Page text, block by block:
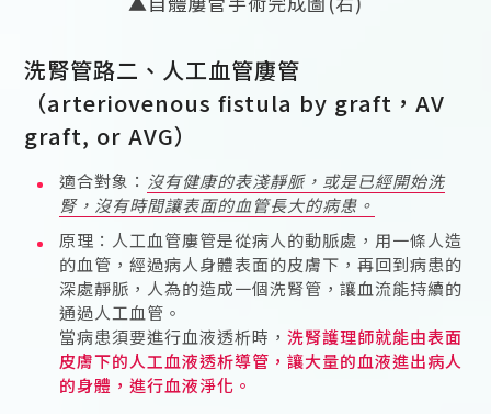
洗腎管路二、人工血管廔管
（arteriovenous fistula by graft，AV
graft, or AVG）
適合對象： 沒有健康的表淺靜脈，或是已經開始洗
腎，沒有時間讓表面的血管長大的病患。
原理：人工血管廔管是從病人的動脈處，用一條人造
的血管，經過病人身體表面的皮膚下，再回到病患的
深處靜脈，人為的造成一個洗腎管，讓血流能持續的
通過人工血管。
當病患須要進行血液透析時，洗腎護理師就能由表面
皮膚下的人工血液透析導管，讓大量的血液進出病人
的身體，進行血液淨化。